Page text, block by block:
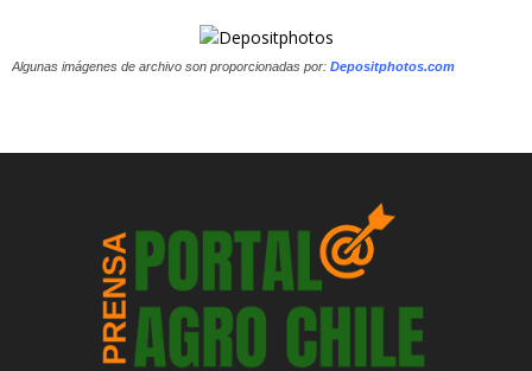
Algunas imágenes de archivo son proporcionadas por: Depositphotos.com